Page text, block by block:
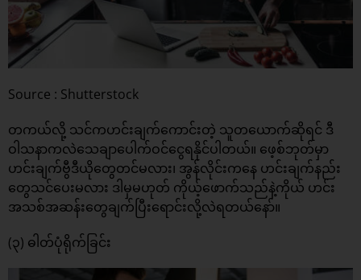
Source : Shutterstock
တကယ်လို့ သင်ကဟင်းချက်ကောင်းတဲ့ သူတယောက်ဆိုရင် ဒီ
ဝါသနာကလဲသေချာပေါက်ဝင်ငွေရနိုင်ပါတယ်။ ဖေ့စ်ဘုတ်မှာ
ဟင်းချက်ဗွီဒီယိုတွေတင်မလား၊ အွန်လိုင်းကနေ ဟင်းချက်နည်း
တွေသင်ပေးမလား ဒါမှမဟုတ် ကိုယ့်ဖောက်သည်နဲ့ကိုယ် ဟင်း
အသစ်အဆန်းတွေချက်ပြီးရောင်းလို့လဲရတယ်နော်။
(၃) ဓါတ်ပုံရိုက်ခြင်း